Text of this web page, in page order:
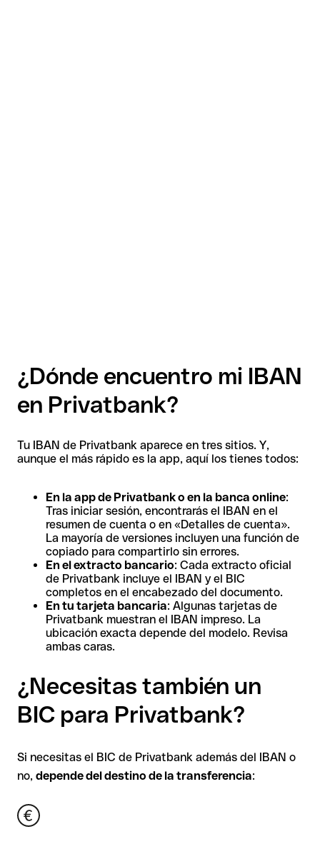
¿Dónde encuentro mi IBAN
en Privatbank?
Tu IBAN de Privatbank aparece en tres sitios. Y,
aunque el más rápido es la app, aquí los tienes todos:
En la app de Privatbank o en la banca online:
Tras iniciar sesión, encontrarás el IBAN en el
resumen de cuenta o en «Detalles de cuenta».
La mayoría de versiones incluyen una función de
copiado para compartirlo sin errores.
En el extracto bancario: Cada extracto oficial
de Privatbank incluye el IBAN y el BIC
completos en el encabezado del documento.
En tu tarjeta bancaria: Algunas tarjetas de
Privatbank muestran el IBAN impreso. La
ubicación exacta depende del modelo. Revisa
ambas caras.
¿Necesitas también un
BIC para Privatbank?
Si necesitas el BIC de Privatbank además del IBAN o
no, depende del destino de la transferencia: